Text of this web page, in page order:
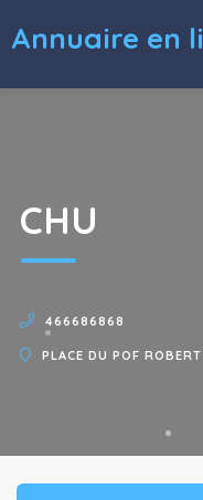
Annuaire en
CHU
466686868
PLACE DU POF